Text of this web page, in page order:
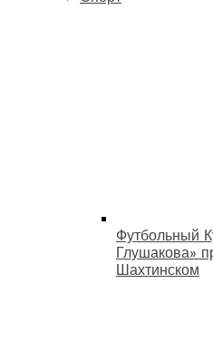
Футбольный
Глушакова»
Шахтинском